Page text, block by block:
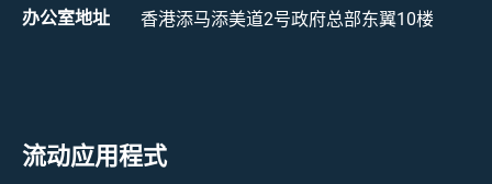
办公室地址 香港添马添美道2号政府总部东翼10楼
流动应用程式